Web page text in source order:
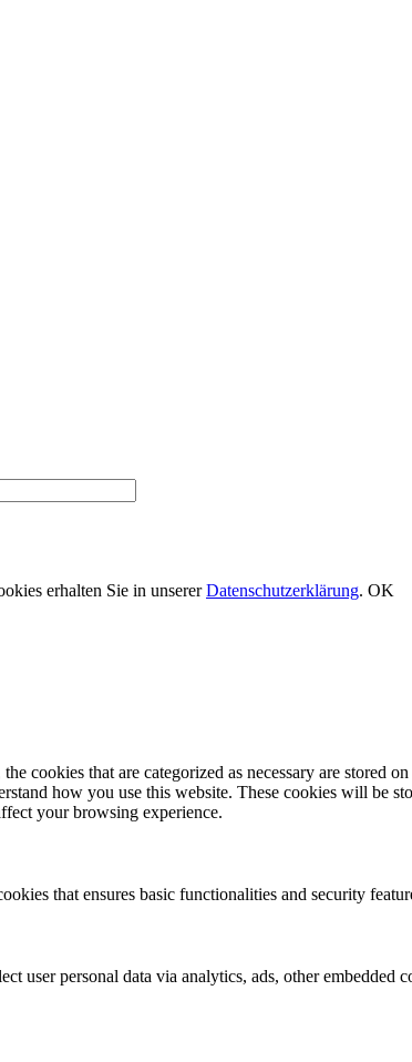
erhalten Sie in unsererDatenschutzerklärung. OK
cookies that are categorized as necessary are stored
how you use this website. These cookies will be
your browsing experience.
that ensures basic functionalities and security
personal data via analytics, ads, other embedded